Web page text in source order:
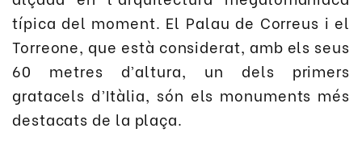
típica del moment. El Palau de Correus i el
Torreone, que està considerat, amb els seus
60 metres d’altura, un dels primers
gratacels d’Itàlia, són els monuments més
destacats de la plaça.